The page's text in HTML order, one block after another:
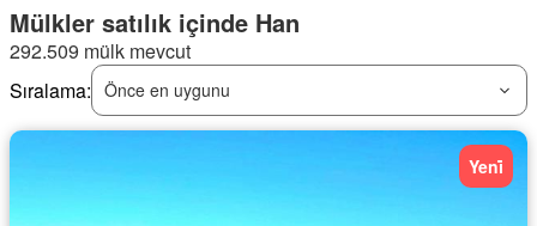
Mülkler satılık içinde Han
292.509 mülk mevcut
Sıralama: Önce en uygunu
Yeni̇